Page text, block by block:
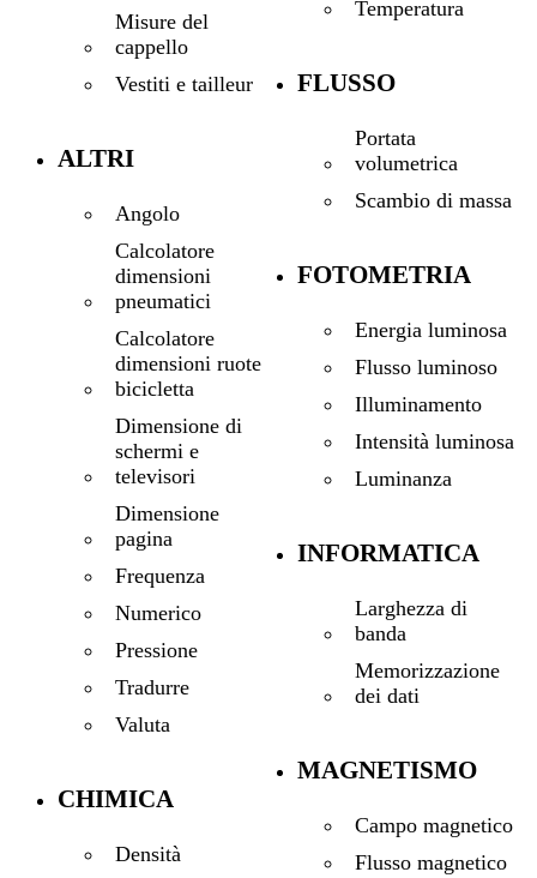
Misure del
cappello
Vestiti e tailleur
ALTRI
Angolo
Calcolatore
dimensioni
pneumatici
Calcolatore
dimensioni ruote
bicicletta
Dimensione di
schermi e
televisori
Dimensione
pagina
Frequenza
Numerico
Pressione
Tradurre
Valuta
CHIMICA
Densità
Temperatura
FLUSSO
Portata
volumetrica
Scambio di massa
FOTOMETRIA
Energia luminosa
Flusso luminoso
Illuminamento
Intensità luminosa
Luminanza
INFORMATICA
Larghezza di
banda
Memorizzazione
dei dati
MAGNETISMO
Campo magnetico
Flusso magnetico